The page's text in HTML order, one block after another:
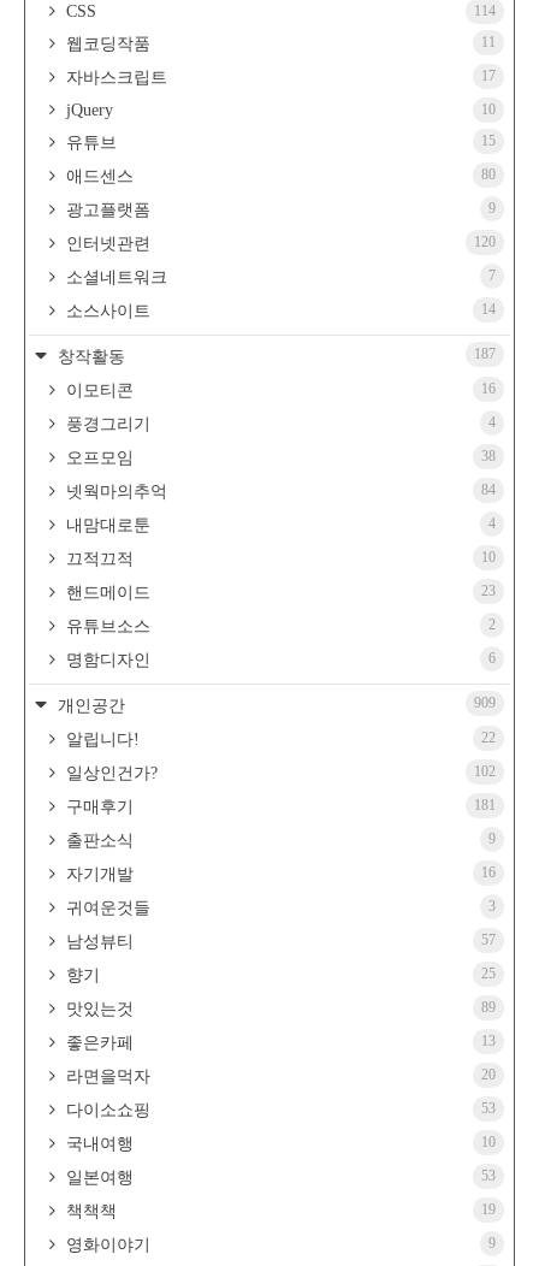
CSS 114
웹코딩작품 11
자바스크립트 17
jQuery 10
유튜브 15
애드센스 80
광고플랫폼 9
인터넷관련 120
소셜네트워크 7
소스사이트 14
창작활동 187
이모티콘 16
풍경그리기 4
오프모임 38
넷웍마의추억 84
내맘대로툰 4
끄적끄적 10
핸드메이드 23
유튜브소스 2
명함디자인 6
개인공간 909
알립니다! 22
일상인건가? 102
구매후기 181
출판소식 9
자기개발 16
귀여운것들 3
남성뷰티 57
향기 25
맛있는것 89
좋은카페 13
라면을먹자 20
다이소쇼핑 53
국내여행 10
일본여행 53
책책책 19
영화이야기 9